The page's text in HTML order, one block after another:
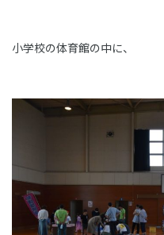
小学校の体育館の中に、